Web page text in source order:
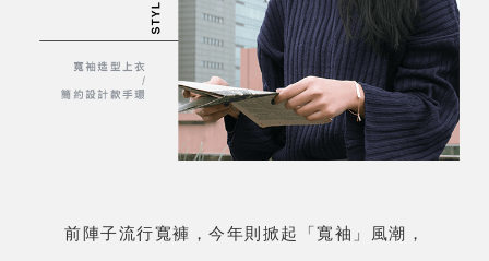
前陣子流行寬褲，今年則掀起「寬袖」風潮，